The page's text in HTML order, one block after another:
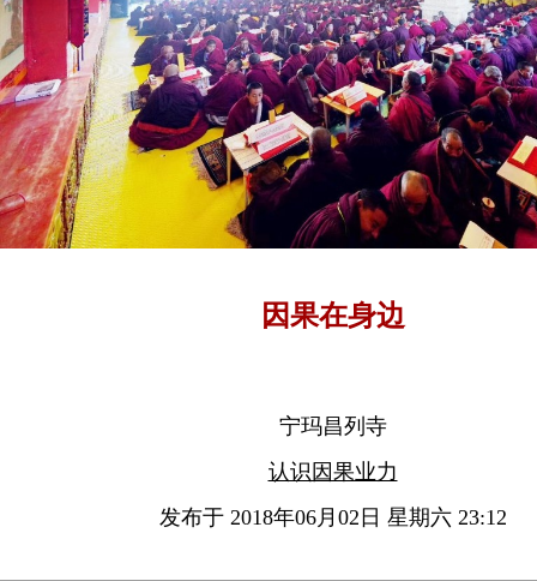
因果在身边
宁玛昌列寺
认识因果业力
发布于 2018年06月02日 星期六 23:12